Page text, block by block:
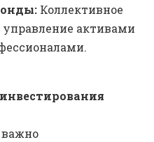
Коллективное
управление активами